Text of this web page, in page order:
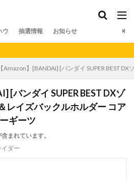
ウ 抽選情報 お知らせ
【Amazon】[BANDAI] [バンダイ SUPER BEST
[バンダイ SUPER BEST DXゾ
レイズバックルホルダー コア
ギーツ
まれています。
ダー